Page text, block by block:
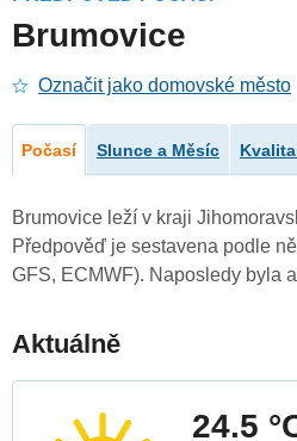
Brumovice
Označit jako domovské město
Počasí Slunce a Měsíc
Brumovice leží v kraji
Předpověď je sestavena podle
GFS, ECMWF). Naposledy byla
Aktuálně
24.5